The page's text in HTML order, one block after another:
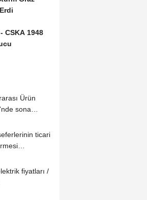
CSKA 1948
Ürün
sona
ticari
fiyatları /